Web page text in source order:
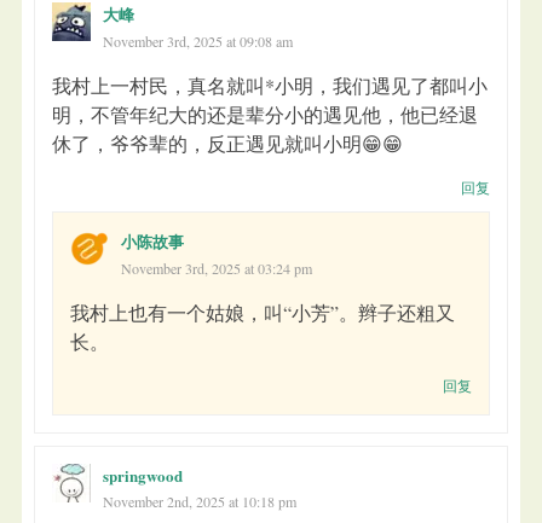
大峰
November 3rd, 2025 at 09:08 am
我村上一村民，真名就叫*小明，我们遇见了都叫小
明，不管年纪大的还是辈分小的遇见他，他已经退
休了，爷爷辈的，反正遇见就叫小明😁😁
回复
小陈故事
November 3rd, 2025 at 03:24 pm
我村上也有一个姑娘，叫“小芳”。辫子还粗又
长。
回复
springwood
November 2nd, 2025 at 10:18 pm